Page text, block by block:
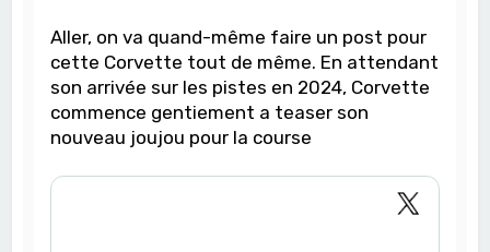
Aller, on va quand-même faire un post pour
cette Corvette tout de même. En attendant
son arrivée sur les pistes en 2024, Corvette
commence gentiement a teaser son
nouveau joujou pour la course